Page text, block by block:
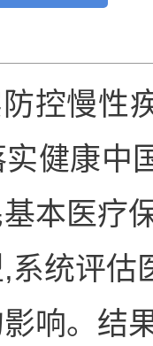
控慢性
健康中
本医疗
系统评
响。结